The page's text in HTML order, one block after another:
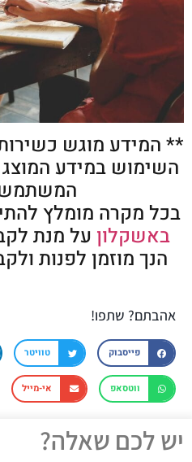
** המידע מוגש כשירות
השימוש במידע
בכל מקרה מומלץ
באשקלון על מנת
הנך מוזמן לפנות
אהבתם? שתפו!
פייסבוק טוויטר
ווטסאפ אי-מייל
יש לכם שאלה?